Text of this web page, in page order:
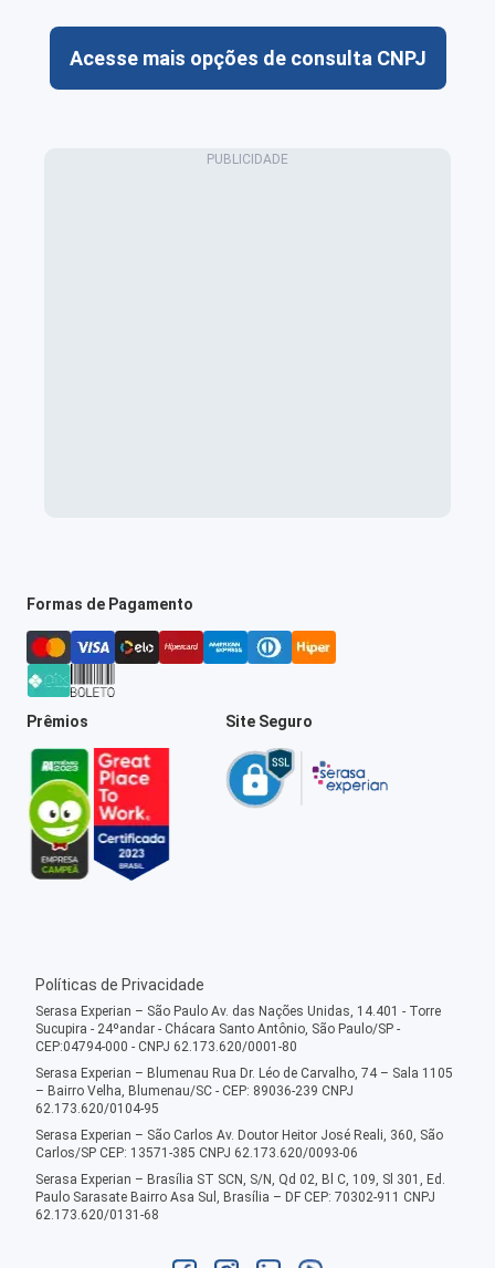
Acesse mais opções de consulta CNPJ
Formas de Pagamento
Prêmios Site Seguro
Políticas de Privacidade
Serasa Experian – São Paulo Av. das Nações Unidas, 14.401 - Torre
Sucupira - 24ºandar - Chácara Santo Antônio, São Paulo/SP -
CEP:04794-000 - CNPJ 62.173.620/0001-80
Serasa Experian – Blumenau Rua Dr. Léo de Carvalho, 74 – Sala 1105
– Bairro Velha, Blumenau/SC - CEP: 89036-239 CNPJ
62.173.620/0104-95
Serasa Experian – São Carlos Av. Doutor Heitor José Reali, 360, São
Carlos/SP CEP: 13571-385 CNPJ 62.173.620/0093-06
Serasa Experian – Brasília ST SCN, S/N, Qd 02, Bl C, 109, Sl 301, Ed.
Paulo Sarasate Bairro Asa Sul, Brasília – DF CEP: 70302-911 CNPJ
62.173.620/0131-68